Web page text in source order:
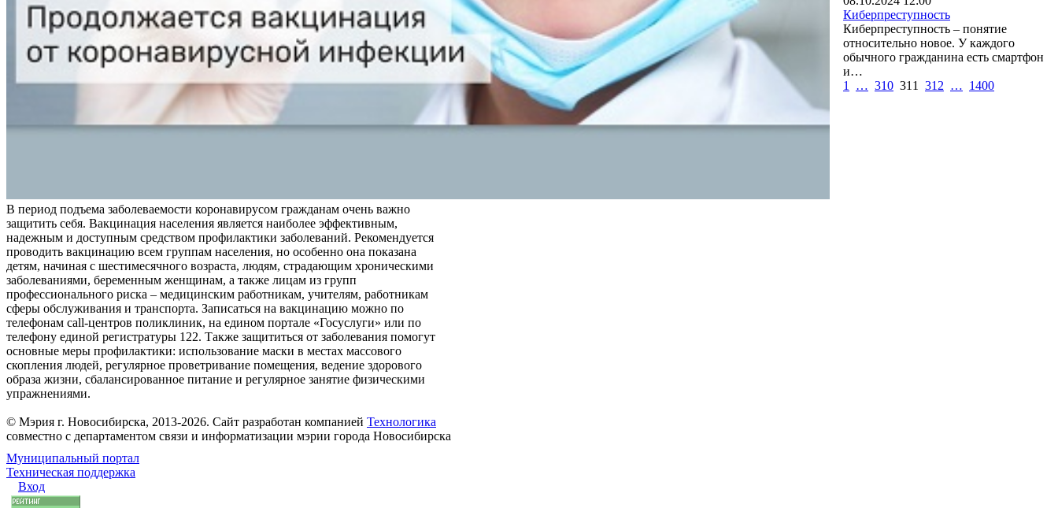
В период подъема заболеваемости коронавирусом гражданам очень важно
защитить себя. Вакцинация населения является наиболее эффективным,
надежным и доступным средством профилактики заболеваний. Рекомендуется
проводить вакцинацию всем группам населения, но особенно она показана
детям, начиная с шестимесячного возраста, людям, страдающим хроническими
заболеваниями, беременным женщинам, а также лицам из групп
профессионального риска – медицинским работникам, учителям, работникам
сферы обслуживания и транспорта. Записаться на вакцинацию можно по
телефонам call-центров поликлиник, на едином портале «Госуслуги» или по
телефону единой регистратуры 122. Также защититься от заболевания помогут
основные меры профилактики: использование маски в местах массового
скопления людей, регулярное проветривание помещения, ведение здорового
образа жизни, сбалансированное питание и регулярное занятие физическими
упражнениями.
Киберпреступность
Киберпреступность – понятие
относительно новое. У каждого
обычного гражданина есть смартфон
и…
1
… 310 311 312 … 1400
© Мэрия г. Новосибирска, 2013-2026. Сайт разработан компанией Технологика
совместно с департаментом связи и информатизации мэрии города Новосибирска
Муниципальный портал
Техническая поддержка
Вход